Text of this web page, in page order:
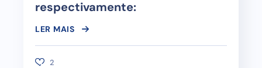
respectivamente:
LER MAIS
2